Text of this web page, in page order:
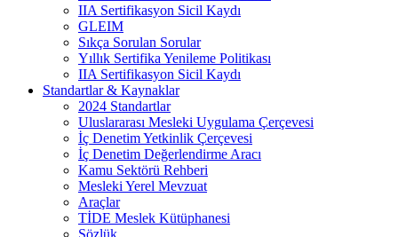
IIA Sertifikasyon Sicil Kaydı
GLEIM
Sıkça Sorulan Sorular
Yıllık Sertifika Yenileme Politikası
IIA Sertifikasyon Sicil Kaydı
Standartlar & Kaynaklar
2024 Standartlar
Uluslararası Mesleki Uygulama Çerçevesi
İç Denetim Yetkinlik Çerçevesi
İç Denetim Değerlendirme Aracı
Kamu Sektörü Rehberi
Mesleki Yerel Mevzuat
Araçlar
TİDE Meslek Kütüphanesi
Sözlük